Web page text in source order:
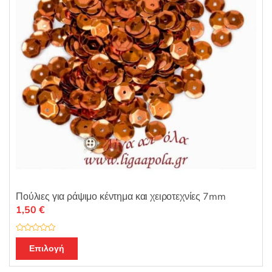
Πούλιες για ράψιμο κέντημα και χειροτεχνίες 7mm
Β
μ
ο
1,50 €
Επιλογή
το